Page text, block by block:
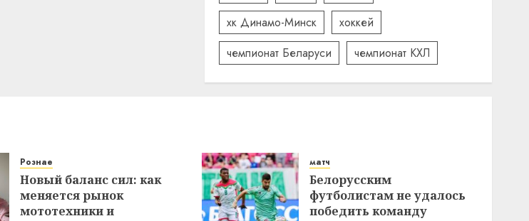
хк Динамо-Минск
хоккей
чемпионат Беларуси
чемпионат КХЛ
Рознае
Новый баланс сил: как
меняется рынок
мототехники и
матч
Белорусским
футболистам не удалось
победить команду